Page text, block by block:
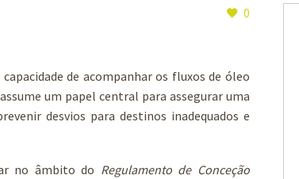
0
de acompanhar os fluxos de óleo
um papel central para assegurar uma
desvios para destinos inadequados e
no âmbito do Regulamento de Conceção